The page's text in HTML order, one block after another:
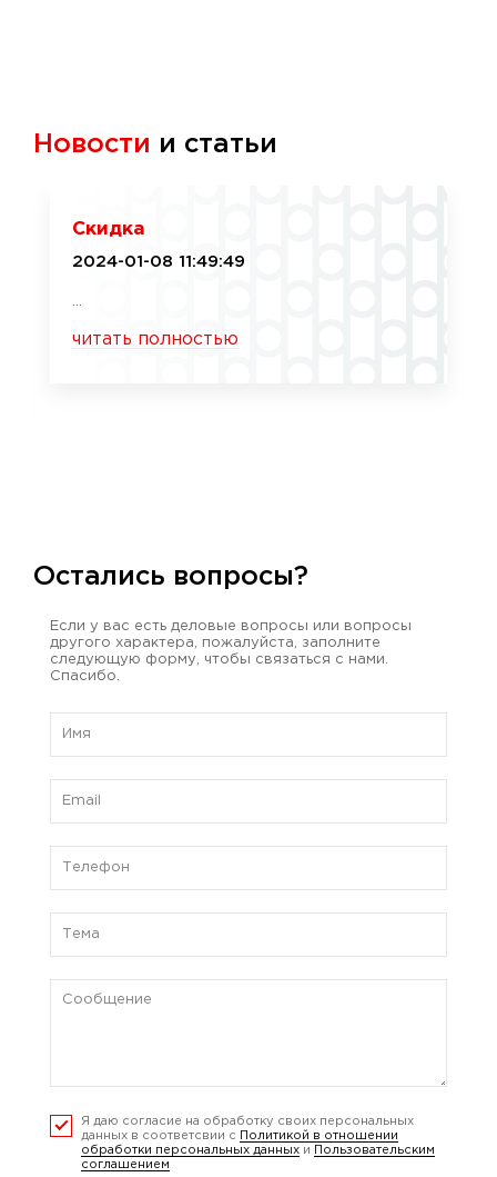
Новости и статьи
Скидка
2024-01-08 11:49:49
читать полностью
Остались вопросы?
Если у вас есть деловые вопросы или вопросы
другого характера, пожалуйста, заполните
следующую форму, чтобы связаться с нами.
Спасибо.
Я даю согласие на обработку своих персональных
данных в соответсвии с
Политикой в отношении
обработки персональных данных и
Пользовательским
соглашением